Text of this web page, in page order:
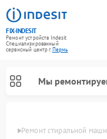
FIX-INDESIT
Ремонт устройств Indesit
Специализированный
cервисный центр г.Пермь
Мы
Ремонт стиральной